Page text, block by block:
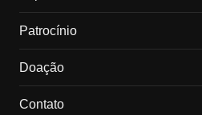
Patrocínio
Doação
Contato